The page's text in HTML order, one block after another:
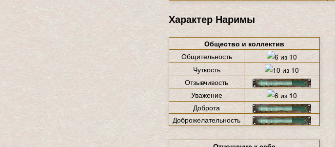
Характер Наримы
Общество и коллектив
Общительность
Чуткость
Отзывчивость
Уважение
Доброта
Доброжелательность